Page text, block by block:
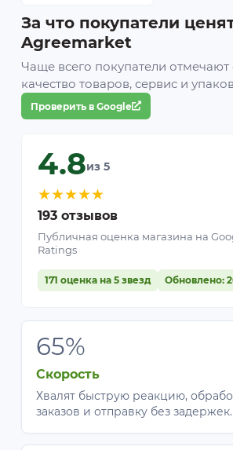
За что покупатели
Agreemarket
Чаще всего покупатели отмечают
качество товаров, сервис и
Проверить в Google
4.8из 5
★★★★★
193 отзывов
Публичная оценка магазина на
Ratings
171 оценка на 5 звезд Обновлено:
65%
Скорость
Хвалят быструю реакцию,
заказов и отправку без задержек.